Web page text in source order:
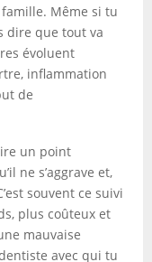
Même si tu
dire que tout va
évoluent
inflammation
de
un point
ne s’aggrave et,
souvent ce suivi
plus coûteux et
mauvaise
avec qui tu